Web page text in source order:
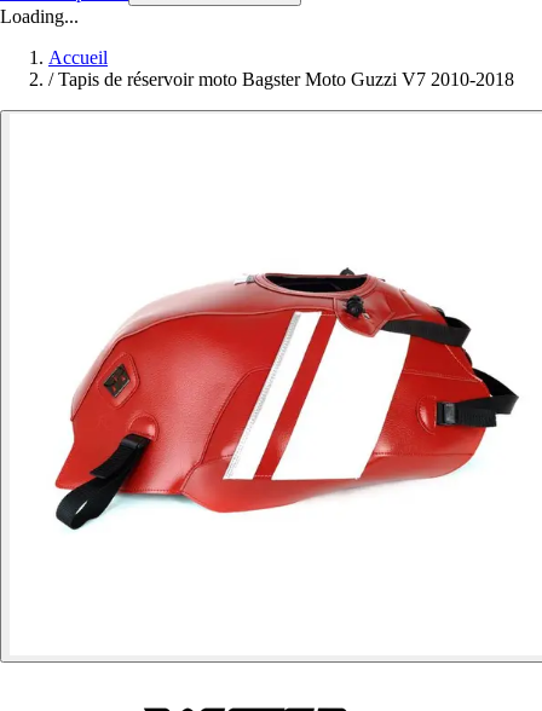
Loading...
Accueil
/ Tapis de réservoir moto Bagster Moto Guzzi V7 2010-2018